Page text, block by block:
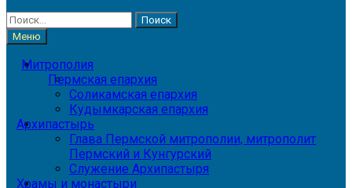
Найти:
Меню
Митрополия
Пермская епархия
Соликамская епархия
Кудымкарская епархия
Архипастырь
Глава Пермской митрополии, митрополит
Пермский и Кунгурский
Служение Архипастыря
Храмы и монастыри